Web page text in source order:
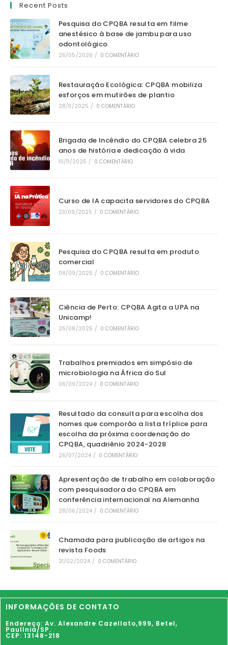
Recent Posts
Pesquisa do CPQBA resulta em filme
anestésico à base de jambu para uso
odontológico
26/05/2026 / 0 COMENTÁRIO
Restauração Ecológica: CPQBA mobiliza
esforços em mutirões de plantio
28/11/2025 / 0 COMENTÁRIO
Brigada de Incêndio do CPQBA celebra 25
anos de história e dedicação à vida
10/11/2025 / 0 COMENTÁRIO
Curso de IA capacita servidores do CPQBA
23/09/2025 / 0 COMENTÁRIO
Pesquisa do CPQBA resulta em produto
comercial
08/09/2025 / 0 COMENTÁRIO
Ciência de Perto: CPQBA Agita a UPA na
Unicamp!
25/08/2025 / 0 COMENTÁRIO
Trabalhos premiados em simpósio de
microbiologia na África do Sul
06/09/2024 / 0 COMENTÁRIO
Resultado da consulta para escolha dos
nomes que comporão a lista tríplice para
escolha da próxima coordenação do
CPQBA, quadriênio 2024-2028
26/07/2024 / 0 COMENTÁRIO
Apresentação de trabalho em colaboração
com pesquisadora do CPQBA em
conferência internacional na Alemanha
28/06/2024 / 0 COMENTÁRIO
Chamada para publicação de artigos na
revista Foods
21/02/2024 / 0 COMENTÁRIO
INFORMAÇÕES DE CONTATO
Endereço: Av. Alexandre Cazellato,999, Betel,
Paulínia/SP.
CEP: 13148-218